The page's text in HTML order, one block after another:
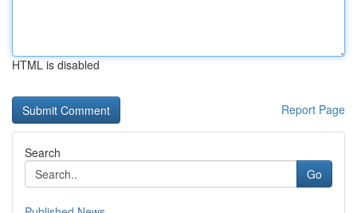
HTML is disabled
Report Page
Search
Go